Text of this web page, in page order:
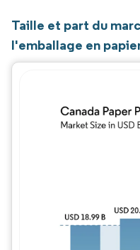
Taille et part du
l'emballage en